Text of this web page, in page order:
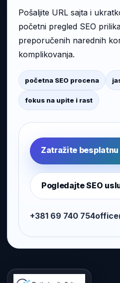
Pošaljite URL sajta i
početni pregled SEO
preporučenih narednih
komplikovanja.
početna SEO procena
fokus na upite i rast
Zatražite besplatnu
Pogledajte SEO
+381 69 740 754